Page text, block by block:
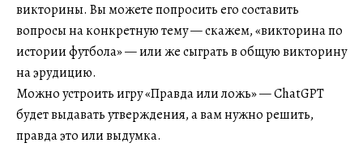
викторины. Вы можете попросить его составить
вопросы на конкретную тему — скажем, «викторина по
истории футбола» — или же сыграть в общую викторину
на эрудицию.
Можно устроить игру «Правда или ложь» — ChatGPT
будет выдавать утверждения, а вам нужно решить,
правда это или выдумка.